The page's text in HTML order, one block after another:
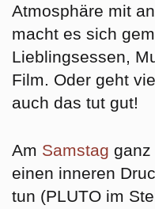
Atmosphäre mit
macht es sich
Lieblingsessen,
Film. Oder geht
auch das tut gut!
Am Samstag ganz
einen inneren
tun (PLUTO im